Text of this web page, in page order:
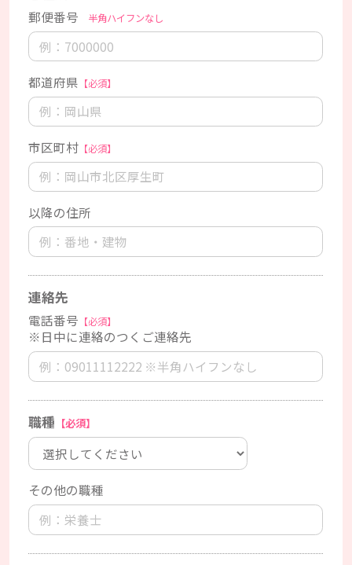
郵便番号 半角ハイフンなし
都道府県 【必須】
市区町村 【必須】
以降の住所
連絡先
電話番号 【必須】
※日中に連絡のつくご連絡先
職種 【必須】
その他の職種